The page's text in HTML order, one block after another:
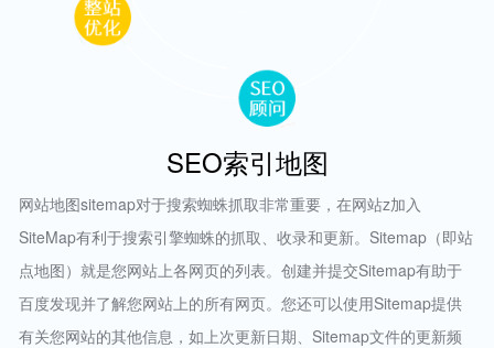
SEO索引地图
网站地图sitemap对于搜索蜘蛛抓取非常重要，在网站z加入
SiteMap有利于搜索引擎蜘蛛的抓取、收录和更新。Sitemap（即站
点地图）就是您网站上各网页的列表。创建并提交Sitemap有助于
百度发现并了解您网站上的所有网页。您还可以使用Sitemap提供
有关您网站的其他信息，如上次更新日期、Sitemap文件的更新频